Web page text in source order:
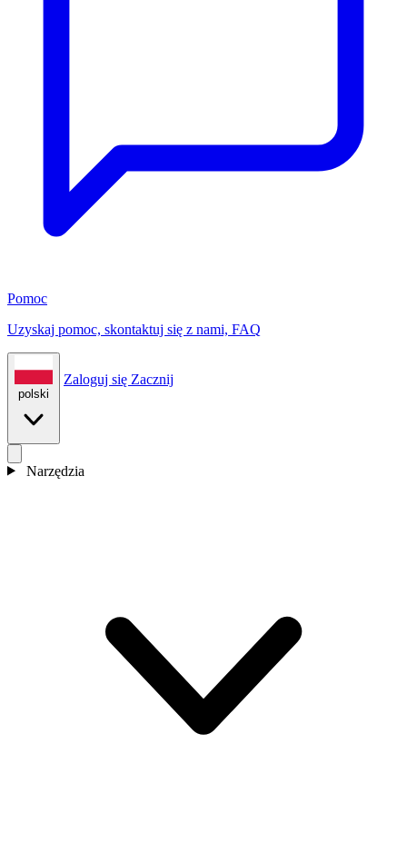
Pomoc
Uzyskaj pomoc, skontaktuj się z nami, FAQ
polski
Zaloguj się Zacznij
Narzędzia